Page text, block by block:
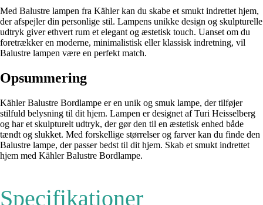
Med Balustre lampen fra Kähler kan du skabe et smukt indrettet hjem,
der afspejler din personlige stil. Lampens unikke design og skulpturelle
udtryk giver ethvert rum et elegant og æstetisk touch. Uanset om du
foretrækker en moderne, minimalistisk eller klassisk indretning, vil
Balustre lampen være en perfekt match.
Opsummering
Kähler Balustre Bordlampe er en unik og smuk lampe, der tilføjer
stilfuld belysning til dit hjem. Lampen er designet af Turi Heisselberg
og har et skulpturelt udtryk, der gør den til en æstetisk enhed både
tændt og slukket. Med forskellige størrelser og farver kan du finde den
Balustre lampe, der passer bedst til dit hjem. Skab et smukt indrettet
hjem med Kähler Balustre Bordlampe.
Specifikationer